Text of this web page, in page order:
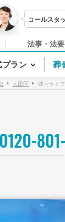
コールスタ
法事・法要
ラン 葬
大田区 城南ライ
0120-